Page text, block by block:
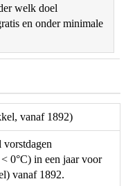
welk doel
en onder minimale
vanaf 1892)
vorstdagen
0°C) in een jaar voor
vanaf 1892.